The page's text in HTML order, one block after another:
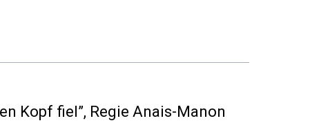
Kopf fiel”, Regie Anais-Manon